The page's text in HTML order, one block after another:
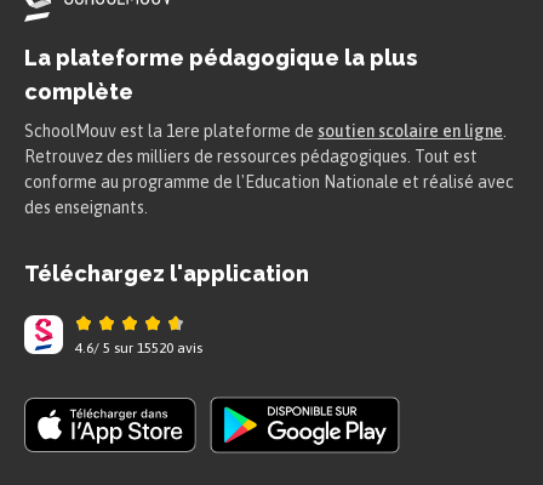
La plateforme pédagogique la plus
complète
SchoolMouv est la 1ere plateforme de soutien scolaire en ligne
Retrouvez des milliers de ressources pédagogiques. Tout est
conforme au programme de l'Education Nationale et réalisé avec
des enseignants.
Téléchargez l'application
4.6/ 5 sur 15520 avis